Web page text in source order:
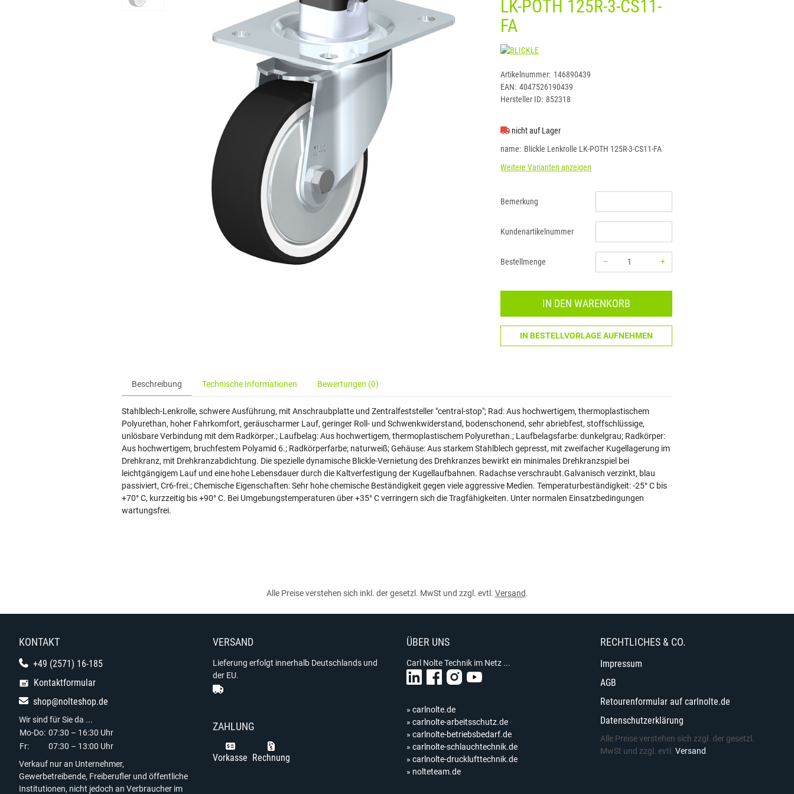
LK-POTH 125R-3-CS11-
FA
BLICKLE
Artikelnummer: 146890439
EAN: 4047526190439
Hersteller ID: 852318
nicht auf Lager
name
Blickle Lenkrolle LK-POTH 125R-3-CS11-FA
Weitere Varianten anzeigen
Bemerkung
Kundenartikelnummer
Bestellmenge –
+
IN DEN WARENKORB
IN BESTELLVORLAGE AUFNEHMEN
Beschreibung Technische Informationen Bewertungen (0)
Stahlblech-Lenkrolle, schwere Ausführung, mit Anschraubplatte und Zentralfeststeller "central-stop"; Rad: Aus hochwertigem, thermoplastischem
Polyurethan, hoher Fahrkomfort, geräuscharmer Lauf, geringer Roll- und Schwenkwiderstand, bodenschonend, sehr abriebfest, stoffschlüssige,
unlösbare Verbindung mit dem Radkörper.; Laufbelag: Aus hochwertigem, thermoplastischem Polyurethan.; Laufbelagsfarbe: dunkelgrau; Radkörper:
Aus hochwertigem, bruchfestem Polyamid 6.; Radkörperfarbe; naturweiß; Gehäuse: Aus starkem Stahlblech gepresst, mit zweifacher Kugellagerung im
Drehkranz, mit Drehkranzabdichtung. Die spezielle dynamische Blickle-Vernietung des Drehkranzes bewirkt ein minimales Drehkranzspiel bei
leichtgängigem Lauf und eine hohe Lebensdauer durch die Kaltverfestigung der Kugellaufbahnen. Radachse verschraubt.Galvanisch verzinkt, blau
passiviert, Cr6-frei.; Chemische Eigenschaften: Sehr hohe chemische Beständigkeit gegen viele aggressive Medien. Temperaturbeständigkeit: -25° C bis
+70° C, kurzzeitig bis +90° C. Bei Umgebungstemperaturen über +35° C verringern sich die Tragfähigkeiten. Unter normalen Einsatzbedingungen
wartungsfrei.
Alle Preise verstehen sich inkl. der gesetzl. MwSt und zzgl. evtl. Versand.
KONTAKT
+49 (2571) 16-185
Kontaktformular
shop@nolteshop.de
Wir sind für Sie da ...
Mo-Do: 07:30 – 16:30 Uhr
Fr:
07:30 – 13:00 Uhr
Verkauf nur an Unternehmer,
Gewerbetreibende, Freiberufler und öffentliche
Institutionen, nicht jedoch an Verbraucher im
VERSAND
Lieferung erfolgt innerhalb Deutschlands und
der EU.
ZAHLUNG
Vorkasse Rechnung
ÜBER UNS
Carl Nolte Technik im Netz ...
» carlnolte.de
» carlnolte-arbeitsschutz.de
» carlnolte-betriebsbedarf.de
» carlnolte-schlauchtechnik.de
» carlnolte-drucklufttechnik.de
» nolteteam.de
RECHTLICHES & CO.
Impressum
AGB
Retourenformular auf carlnolte.de
Datenschutzerklärung
Alle Preise verstehen sich zzgl. der gesetzl.
MwSt und zzgl. evtl. Versand